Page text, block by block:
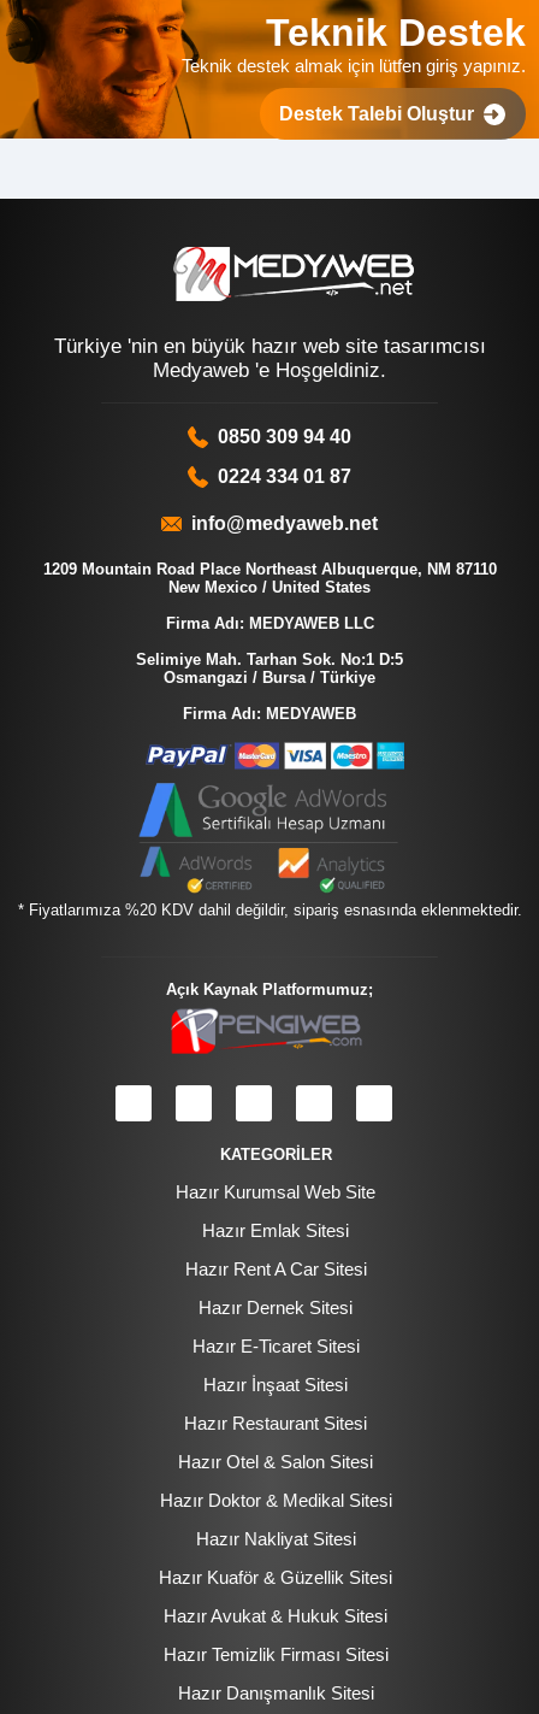
Teknik Destek
Teknik destek almak için lütfen giriş yapınız.
Destek Talebi Oluştur
Türkiye 'nin en büyük hazır web site tasarımcısı
Medyaweb 'e Hoşgeldiniz.
0850 309 94 40
0224 334 01 87
info@medyaweb.net
1209 Mountain Road Place Northeast Albuquerque, NM 87110
New Mexico / United States
Firma Adı: MEDYAWEB LLC
Selimiye Mah. Tarhan Sok. No:1 D:5
Osmangazi / Bursa / Türkiye
Firma Adı: MEDYAWEB
* Fiyatlarımıza %20 KDV dahil değildir, sipariş esnasında eklenmektedir.
Açık Kaynak Platformumuz;
KATEGORİLER
Hazır Kurumsal Web Site
Hazır Emlak Sitesi
Hazır Rent A Car Sitesi
Hazır Dernek Sitesi
Hazır E-Ticaret Sitesi
Hazır İnşaat Sitesi
Hazır Restaurant Sitesi
Hazır Otel & Salon Sitesi
Hazır Doktor & Medikal Sitesi
Hazır Nakliyat Sitesi
Hazır Kuaför & Güzellik Sitesi
Hazır Avukat & Hukuk Sitesi
Hazır Temizlik Firması Sitesi
Hazır Danışmanlık Sitesi